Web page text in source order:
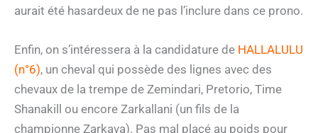
aurait été hasardeux de ne pas l’inclure dans ce prono.
Enfin, on s’intéressera à la candidature de HALLALULU
(n°6), un cheval qui possède des lignes avec des
chevaux de la trempe de Zemindari, Pretorio, Time
Shanakill ou encore Zarkallani (un fils de la
championne Zarkava). Pas mal placé au poids pour